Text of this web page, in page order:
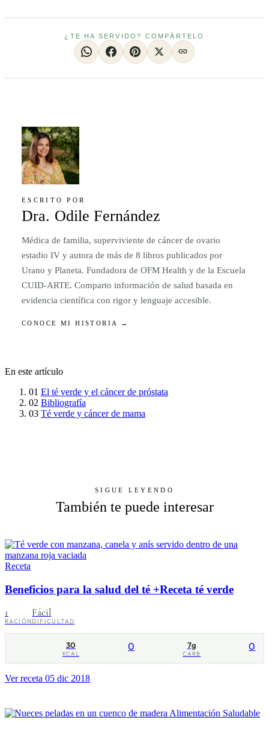
¿TE HA SERVIDO? COMPÁRTELO
ESCRITO POR
Dra. Odile Fernández
Médica de familia, superviviente de cáncer de ovario
estadio IV y autora de más de 8 libros publicados por
Urano y Planeta. Fundadora de OFM Health y de la Escuela
CUID-ARTE. Comparto información de salud basada en
evidencia científica con rigor y lenguaje accesible.
CONOCE MI HISTORIA →
En este artículo
01 El té verde y el cáncer de próstata
02 Bibliografía
03 Té verde y cáncer de mama
SIGUE LEYENDO
También te puede interesar
Receta
Beneficios para la salud del té +Receta té verde
1
RACIÓN
Fácil
DIFICULTAD
30
KCAL
0 7g
CARB
0
Ver receta 05 dic 2018
Alimentación Saludable